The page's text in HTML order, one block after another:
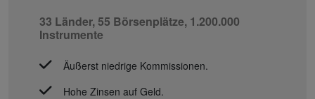
33 Länder, 55 Börsenplätze, 1.200.000
Instrumente
Äußerst niedrige Kommissionen.
Hohe Zinsen auf Geld.